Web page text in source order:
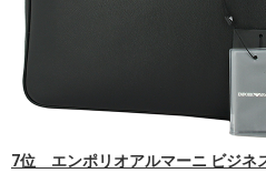
7位 エンポリオアルマーニ ビジネ